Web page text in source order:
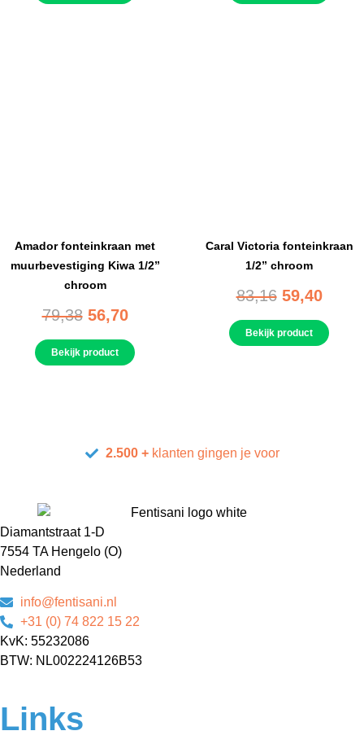
Amador fonteinkraan met
muurbevestiging Kiwa 1/2”
chroom
79,38 56,70
Bekijk product
Caral Victoria fonteinkraan
1/2” chroom
83,16 59,40
Bekijk product
2.500 +klanten gingen je voor
Diamantstraat 1-D
7554 TA Hengelo (O)
Nederland
info@fentisani.nl
+31 (0) 74 822 15 22
KvK: 55232086
BTW: NL002224126B53
Links